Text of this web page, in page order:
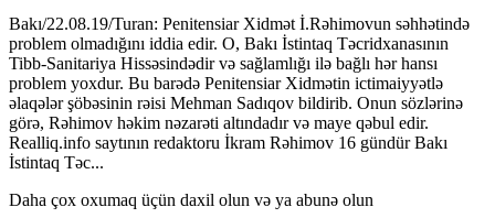
Bakı/22.08.19/Turan: Penitensiar Xidmət İ.Rəhimovun səhhətində
problem olmadığını iddia edir. O, Bakı İstintaq Təcridxanasının
Tibb-Sanitariya Hissəsindədir və sağlamlığı ilə bağlı hər hansı
problem yoxdur. Bu barədə Penitensiar Xidmətin ictimaiyyətlə
əlaqələr şöbəsinin rəisi Mehman Sadıqov bildirib. Onun sözlərinə
görə, Rəhimov həkim nəzarəti altındadır və maye qəbul edir.
Realliq.info saytının redaktoru İkram Rəhimov 16 gündür Bakı
İstintaq Təc...
Daha çox oxumaq üçün daxil olun və ya abunə olun